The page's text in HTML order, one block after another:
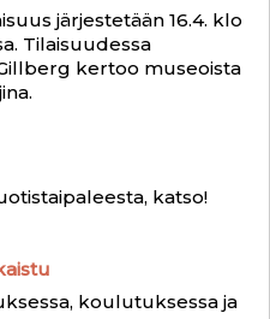
järjestetään 16.4. klo
Tilaisuudessa
kertoo museoista
katso!
koulutuksessa ja